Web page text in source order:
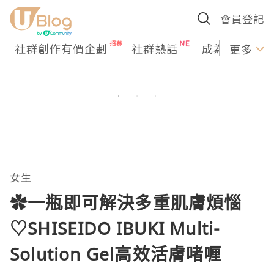
會員登記
社群創作有價企劃 社群熱話 成為U更多
女生
✿一瓶即可解決多重肌膚煩惱
♡SHISEIDO IBUKI Multi-
Solution Gel高效活膚啫喱